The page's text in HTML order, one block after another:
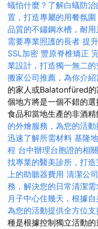
蟻怕什麼？了解白蟻防
置，打造專屬的用餐氛圍
品質的不鏽鋼水槽，耐
需要專業照護的長者 提
SSL加密 豐原脊椎矯正
業設計，打造獨一無二的
搬家公司推薦，為你介
的家人或Balatonfüred
個地方將是一個不錯的
食品和當地生產的非酒
的外燴服務，為您的活
迅速了解所需材料 基隆
程 台中辦理台胞證的相
找專業的醫美診所，打
上的助聽器費用 清潔公
務，解決您的日常清潔需
月子中心住幾天，根據
為您的活動提供全方位支
種是根據控制獨立活動